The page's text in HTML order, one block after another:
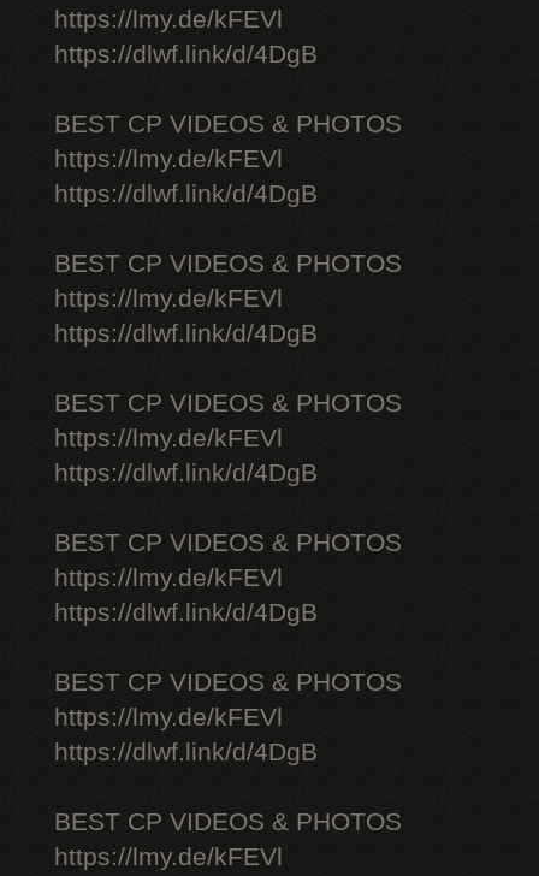
https://lmy.de/kFEVl
https://dlwf.link/d/4DgB
BEST CP VIDEOS & PHOTOS
https://lmy.de/kFEVl
https://dlwf.link/d/4DgB
BEST CP VIDEOS & PHOTOS
https://lmy.de/kFEVl
https://dlwf.link/d/4DgB
BEST CP VIDEOS & PHOTOS
https://lmy.de/kFEVl
https://dlwf.link/d/4DgB
BEST CP VIDEOS & PHOTOS
https://lmy.de/kFEVl
https://dlwf.link/d/4DgB
BEST CP VIDEOS & PHOTOS
https://lmy.de/kFEVl
https://dlwf.link/d/4DgB
BEST CP VIDEOS & PHOTOS
https://lmy.de/kFEVl